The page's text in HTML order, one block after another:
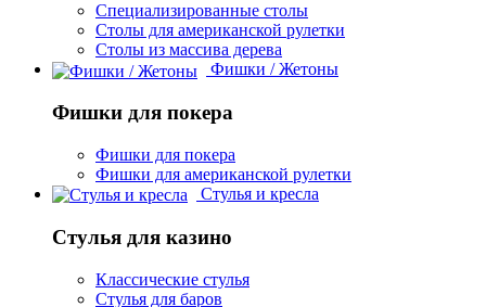
Специализированные столы
Столы для американской рулетки
Столы из массива дерева
Фишки / Жетоны
Фишки для покера
Фишки для покера
Фишки для американской рулетки
Стулья и кресла
Стулья для казино
Классические стулья
Стулья для баров